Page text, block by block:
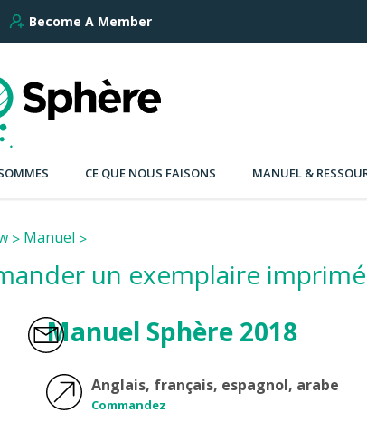
Become A Member
CE QUE NOUS FAISONS MANUEL &
Manuel
un exemplaire imprimé
Manuel Sphère 2018
Anglais, français, espagnol, arabe
Commandez